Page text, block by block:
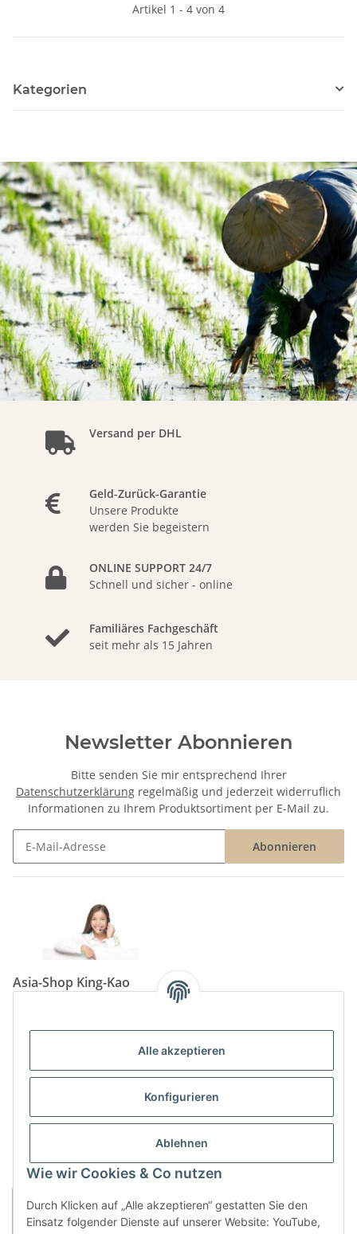
Alle akzeptieren
Konfigurieren
Ablehnen
Wie wir Cookies & Co nutzen
Durch Klicken auf „Alle akzeptieren“ gestatten Sie den
Einsatz folgender Dienste auf unserer Website: YouTube,
Artikel 1 - 4 von 4
Kategorien
Versand per DHL
Geld-Zurück-Garantie
Unsere Produkte
werden Sie begeistern
ONLINE SUPPORT 24/7
Schnell und sicher - online
Familiäres Fachgeschäft
seit mehr als 15 Jahren
Newsletter Abonnieren
Bitte senden Sie mir entsprechend Ihrer
Datenschutzerklärung regelmäßig und jederzeit widerruflich
Informationen zu Ihrem Produktsortiment per E-Mail zu.
Abonnieren
Asia-Shop King-Kao
Tel: (06825) 499-104
info@king-kao.de
Öffnungszeiten (Mo-Sa.) 9:00 - 19:00
Gesetzliche Informationen